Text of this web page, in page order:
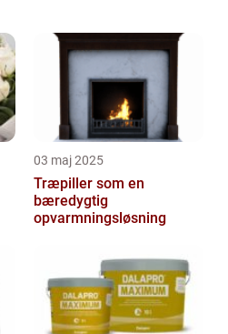
03 maj 2025
Træpiller som en
bæredygtig
opvarmningsløsning